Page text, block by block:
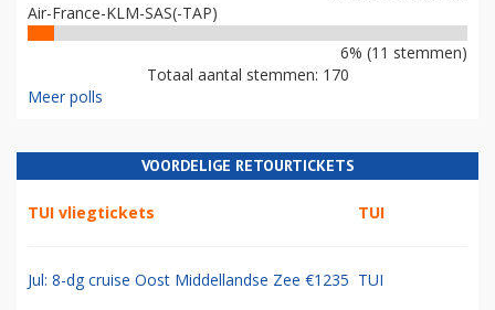
Air-France-KLM-SAS(-TAP)
6% (11 stemmen)
Totaal aantal stemmen: 170
Meer polls
VOORDELIGE RETOURTICKETS
TUI vliegtickets TUI
Jul: 8-dg cruise Oost Middellandse Zee €1235 TUI